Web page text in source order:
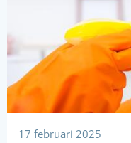
17 februari 2025